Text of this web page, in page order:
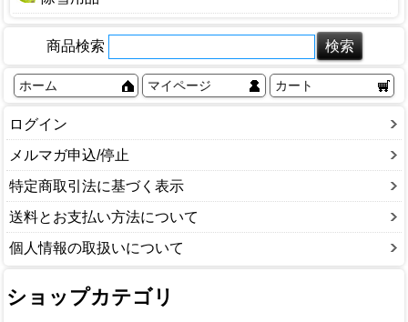
10号サイズ
12号サイズ
14号サイズ
その他サイズ
融雪ホース
除雪ダンプ
融雪剤・凍結剤
ソリ
商品検索
ホーム マイページ カート
ログイン
メルマガ申込/停止
特定商取引法に基づく表示
送料とお支払い方法について
個人情報の取扱いについて
ショップカテゴリ